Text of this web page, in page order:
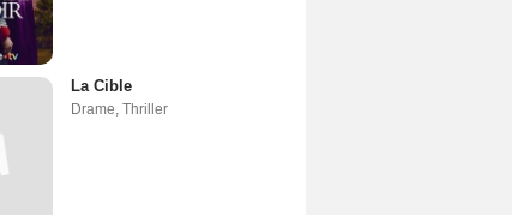
La Cible
Drame Thriller